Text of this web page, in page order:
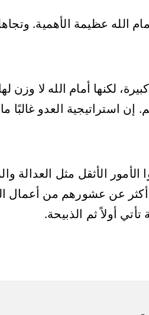
الله عظيمة الأهمية.
لكنها أمام الله لا
استراتيجية العدو غالبًا ما
الأثقل مثل العدالة
عن عشورهم من أعمال